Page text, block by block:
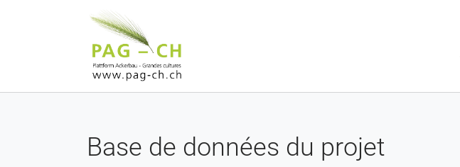
Base de données du projet